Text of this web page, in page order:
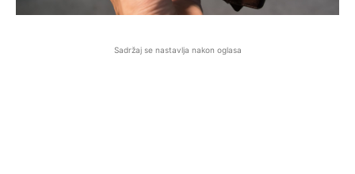
Sadržaj se nastavlja nakon oglasa